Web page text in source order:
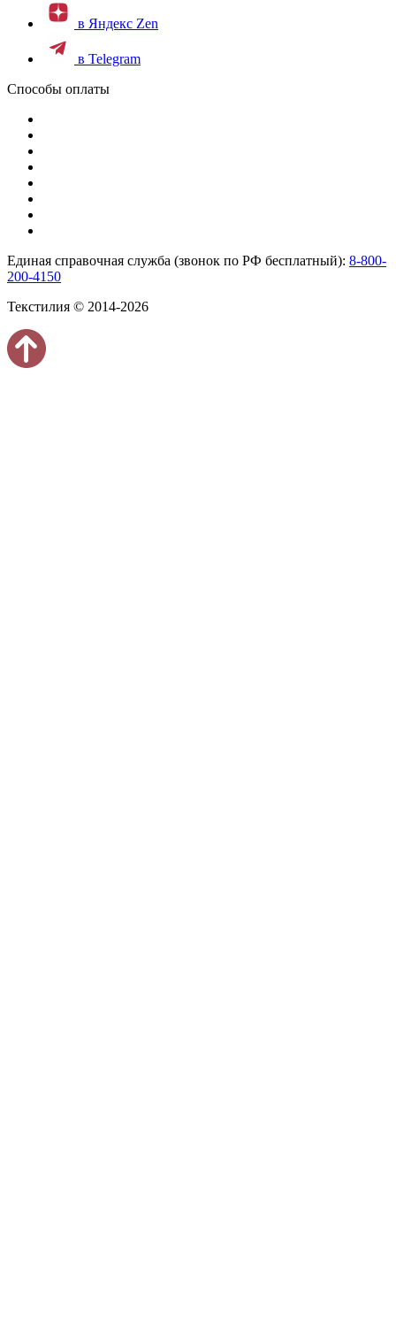
в Яндекс Zen
в Telegram
Способы оплаты
Единая справочная служба (звонок по РФ бесплатный): 8-800-
200-4150
Текстилия © 2014-2026